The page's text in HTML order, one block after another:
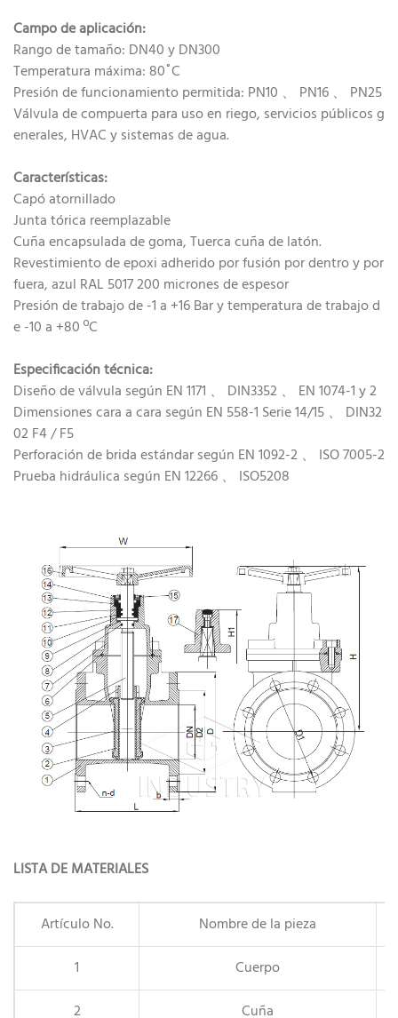
Campo de aplicación:
Rango de tamaño: DN40 y DN300
Temperatura máxima: 80˚C
Presión de funcionamiento permitida: PN10 、 PN16 、 PN25
Válvula de compuerta para uso en riego, servicios públicos g
enerales, HVAC y sistemas de agua.
Características:
Capó atornillado
Junta tórica reemplazable
Cuña encapsulada de goma, Tuerca cuña de latón.
Revestimiento de epoxi adherido por fusión por dentro y por
fuera, azul RAL 5017 200 micrones de espesor
Presión de trabajo de -1 a +16 Bar y temperatura de trabajo d
e -10 a +80 ºC
Especificación técnica:
Diseño de válvula según EN 1171 、 DIN3352 、 EN 1074-1 y 2
Dimensiones cara a cara según EN 558-1 Serie 14/15 、 DIN32
02 F4 / F5
Perforación de brida estándar según EN 1092-2 、 ISO 7005-2
Prueba hidráulica según EN 12266 、 ISO5208
LISTA DE MATERIALES
Artículo No.
Nombre de la pieza
1
Cuerpo
2
Cuña